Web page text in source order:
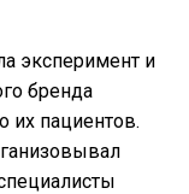
эксперимент и
бренда
их пациентов.